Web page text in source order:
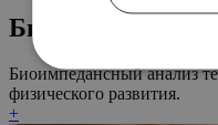
Биоимпеданс
Биоимпедансный анализ
физического развития.
+